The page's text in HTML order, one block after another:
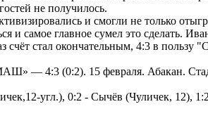
не получилось.
и смогли не только
и самое главное сумел это сделать.
счёт стал окончательным, 4:3 в пользу
4:3 (0:2). 15 февраля. Абакан.
угл.), 0:2 - Сычёв (Чуличек, 12),